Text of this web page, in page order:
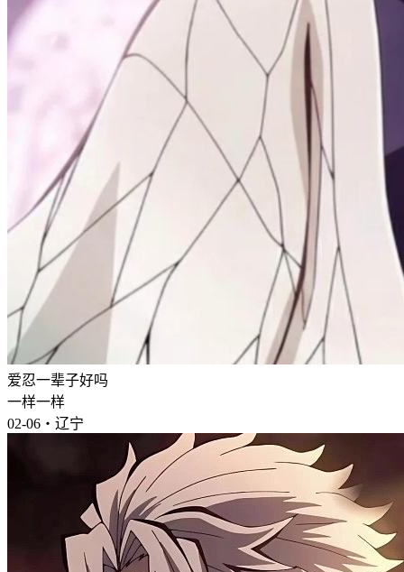
爱忍一辈子好吗
一样一样
02-06・辽宁